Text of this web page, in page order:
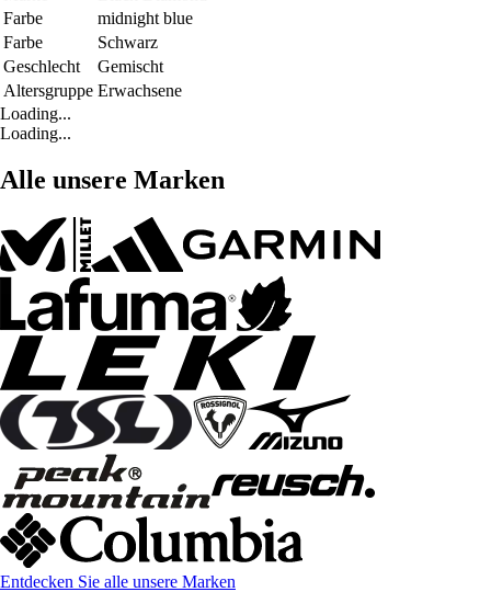
Farbe
midnight blue
Farbe
Schwarz
Geschlecht
Gemischt
Altersgruppe Erwachsene
Loading...
Loading...
Alle unsere Marken
Entdecken Sie alle unsere Marken